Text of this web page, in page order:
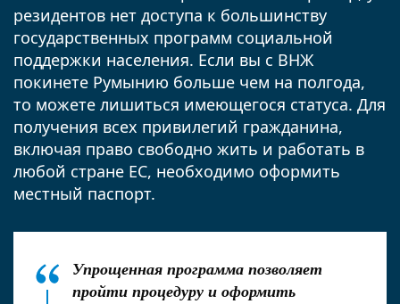
резидентов нет доступа к большинству
государственных программ социальной
поддержки населения. Если вы с ВНЖ
покинете Румынию больше чем на полгода,
то можете лишиться имеющегося статуса. Для
получения всех привилегий гражданина,
включая право свободно жить и работать в
любой стране ЕС, необходимо оформить
местный паспорт.
Упрощенная программа позволяет
пройти процедуру и оформить